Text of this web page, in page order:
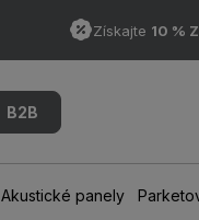
Získajte 10 %
B2B
Akustické panely